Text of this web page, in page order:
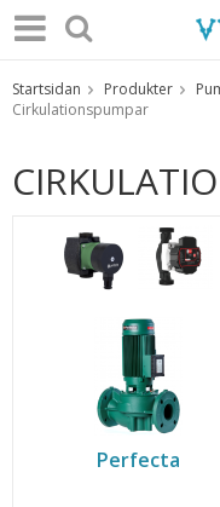
Produkten
Startsidan Produkter
Cirkulationspumpar
Perfecta